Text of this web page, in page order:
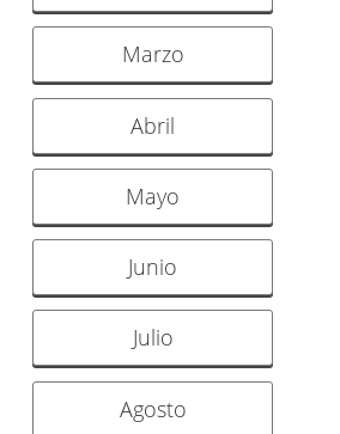
Marzo
Abril
Mayo
Junio
Julio
Agosto